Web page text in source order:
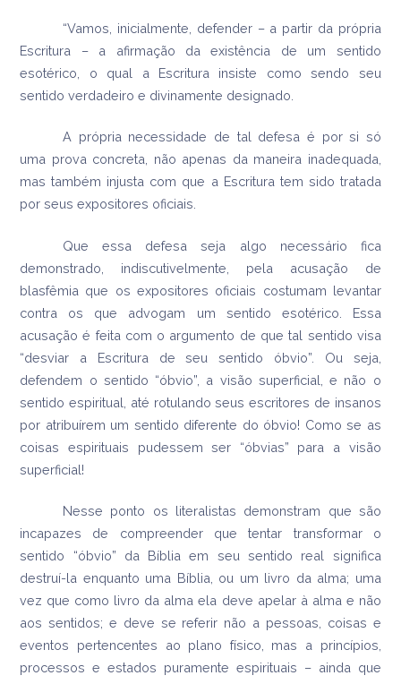
“Vamos, inicialmente, defender – a partir da própria
Escritura – a afirmação da existência de um sentido
esotérico, o qual a Escritura insiste como sendo seu
sentido verdadeiro e divinamente designado.
A própria necessidade de tal defesa é por si só
uma prova concreta, não apenas da maneira inadequada,
mas também injusta com que a Escritura tem sido tratada
por seus expositores oficiais.
Que essa defesa seja algo necessário fica
demonstrado, indiscutivelmente, pela acusação de
blasfêmia que os expositores oficiais costumam levantar
contra os que advogam um sentido esotérico. Essa
acusação é feita com o argumento de que tal sentido visa
“desviar a Escritura de seu sentido óbvio”. Ou seja,
defendem o sentido “óbvio”, a visão superficial, e não o
sentido espiritual, até rotulando seus escritores de insanos
por atribuírem um sentido diferente do óbvio! Como se as
coisas espirituais pudessem ser “óbvias” para a visão
superficial!
Nesse ponto os literalistas demonstram que são
incapazes de compreender que tentar transformar o
sentido “óbvio” da Bíblia em seu sentido real significa
destruí-la enquanto uma Bíblia, ou um livro da alma; uma
vez que como livro da alma ela deve apelar à alma e não
aos sentidos; e deve se referir não a pessoas, coisas e
eventos pertencentes ao plano físico, mas a princípios,
processos e estados puramente espirituais – ainda que